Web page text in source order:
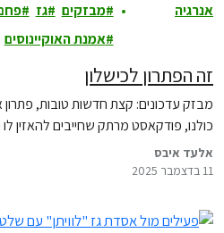
אנרגיה
מבזקים גז
אמנת האוקיינוסים
זה הפתרון לכישלון
מבזק עדכונים: קצת חדשות טובות,
כולנו, פודקאסט מרתק שחייבים להאזין
אלעד איבס
11 בדצמבר 2025